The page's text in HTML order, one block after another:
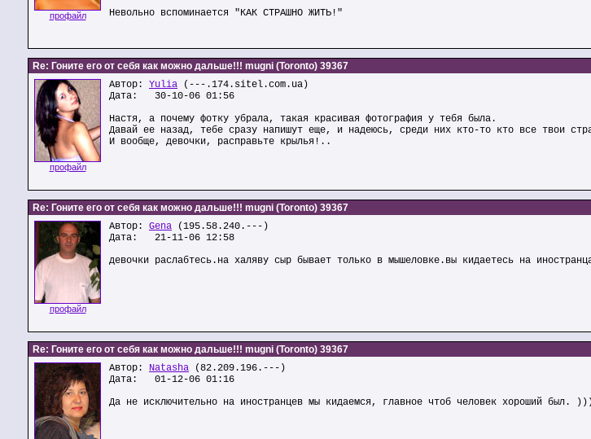
профайл
Невольно вспоминается "КАК СТРАШНО ЖИТЬ!"
Re: Гоните его от себя как можно дальше!!! mugni (Toronto) 39367
профайл
Автор: Yulia (---.174.sitel.com.ua)
Дата: 30-10-06 01:56
Настя, а почему фотку убрала, такая красивая фотография у тебя была.
Давай ее назад, тебе сразу напишут еще, и надеюсь, среди них кто-то кто все твои
И вообще, девочки, расправьте крылья!..
Re: Гоните его от себя как можно дальше!!! mugni (Toronto) 39367
профайл
Автор: Gena (195.58.240.---)
Дата: 21-11-06 12:58
девочки раслабтесь.на халяву сыр бывает только в мышеловке.вы кидаетесь на
Re: Гоните его от себя как можно дальше!!! mugni (Toronto) 39367
Автор: Natasha (82.209.196.---)
Дата: 01-12-06 01:16
Да не исключительно на иностранцев мы кидаемся, главное чтоб человек хороший был.